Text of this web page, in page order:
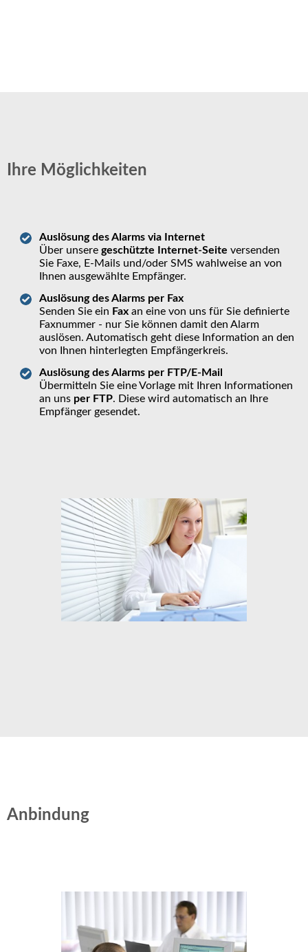
Ihre Möglichkeiten
Auslösung des Alarms via Internet
Über unsere geschützte Internet-Seite versenden
Sie Faxe, E-Mails und/oder SMS wahlweise an von
Ihnen ausgewählte Empfänger.
Auslösung des Alarms per Fax
Senden Sie ein Fax an eine von uns für Sie definierte
Faxnummer - nur Sie können damit den Alarm
auslösen. Automatisch geht diese Information an den
von Ihnen hinterlegten Empfängerkreis.
Auslösung des Alarms per FTP/E-Mail
Übermitteln Sie eine Vorlage mit Ihren Informationen
an uns per FTP. Diese wird automatisch an Ihre
Empfänger gesendet.
Anbindung